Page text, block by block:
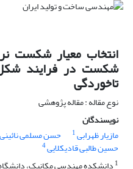
انتخاب معیار شکست
شکست در فرایند
تاخوردگی
نوع مقاله : مقاله پژوهشی
نویسندگان
مازیار ظهرابی1 حسن مسلمی نائینی
حسین طالبی قادیکلایی4
1